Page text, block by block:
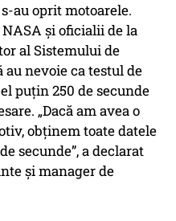
au oprit motoarele.
și oficialii de la
al Sistemului de
au nevoie ca testul de
puțin 250 de secunde
„Dacă am avea o
obținem toate datele
secunde”, a declarat
și manager de